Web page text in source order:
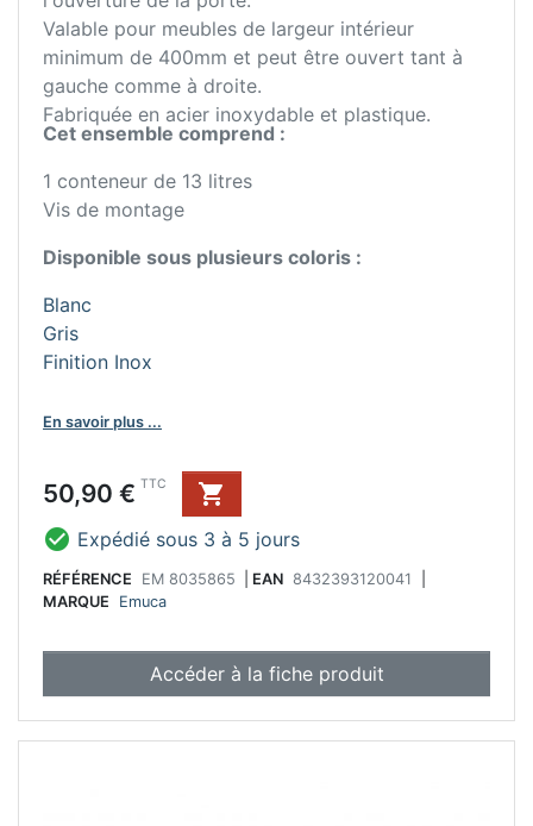
Valable pour meubles de largeur intérieur
minimum de 400mm et peut être ouvert tant à
gauche comme à droite.
Fabriquée en acier inoxydable et plastique.
Cet ensemble comprend :
1 conteneur de 13 litres
Vis de montage
Disponible sous plusieurs coloris :
Blanc
Gris
Finition Inox
En savoir plus ...
Prix
50,90 € TTC

 Expédié sous 3 à 5 jours
RÉFÉRENCE EM 8035865 EAN 8432393120041
MARQUE
Emuca
Accéder à la fiche produit